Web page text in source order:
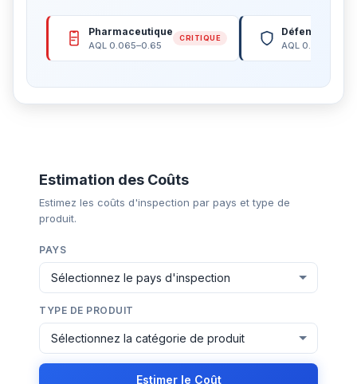
Pharmaceutique
AQL 0.065–0.65
CRITIQUE
Défense &
AQL 0.065–0.15
Estimation des Coûts
Estimez les coûts d'inspection par pays et type de
produit.
PAYS
TYPE DE PRODUIT
Estimer le Coût